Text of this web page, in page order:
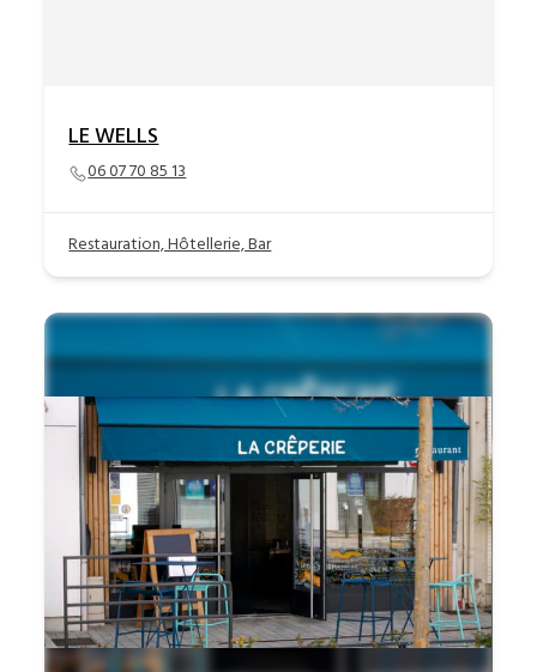
LE WELLS
06 07 70 85 13
Restauration, Hôtellerie, Bar